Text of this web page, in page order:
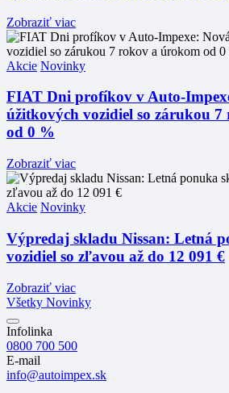
Zobraziť viac
Akcie Novinky
FIAT Dni profíkov v Auto-
úžitkových vozidiel so zárukou
od 0 %
Zobraziť viac
Akcie Novinky
Výpredaj skladu Nissan: Letná
vozidiel so zľavou až do 12 091 €
Zobraziť viac
Všetky Novinky
Infolinka
0800 700 500
E-mail
info@autoimpex.sk